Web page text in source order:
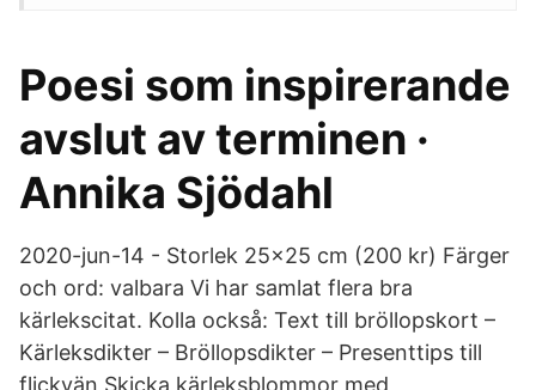
Poesi som inspirerande
avslut av terminen ·
Annika Sjödahl
2020-jun-14 - Storlek 25×25 cm (200 kr) Färger
och ord: valbara Vi har samlat flera bra
kärlekscitat. Kolla också: Text till bröllopskort –
Kärleksdikter – Bröllopsdikter – Presenttips till
flickvän Skicka kärleksblommor med